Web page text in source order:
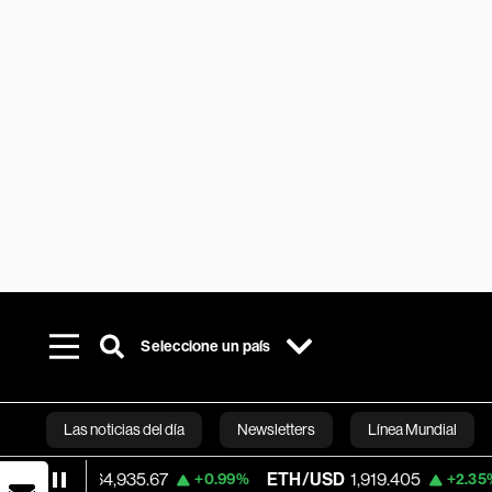
Seleccione un país
Las noticias del día Newsletters Línea Mundial
Bloomberg
+0.99% ETH/USD 1,919.405 +2.35% Visa 368.54